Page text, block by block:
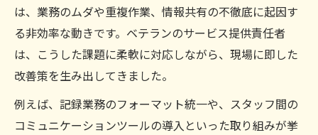
サービス提供責任者の効率化実践例と成功
ポイント
現場で役立つサービス提供責任者の業務整
理術
サービス提供責任者流タスク管理の工夫と
効果
は、業務のムダや重複作業、情報共有の不徹底に起因す
る非効率な動きです。ベテランのサービス提供責任者
は、こうした課題に柔軟に対応しながら、現場に即した
改善策を生み出してきました。
例えば、記録業務のフォーマット統一や、スタッフ間の
コミュニケーションツールの導入といった取り組みが挙